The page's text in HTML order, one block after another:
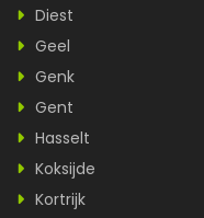
Diest
Geel
Genk
Gent
Hasselt
Koksijde
Kortrijk